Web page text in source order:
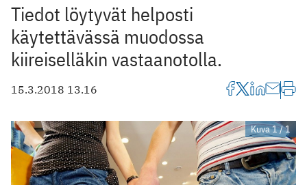
Tiedot löytyvät helposti
käytettävässä muodossa
kiireiselläkin vastaanotolla.
15.3.2018 13.16
Kuva 1 / 1